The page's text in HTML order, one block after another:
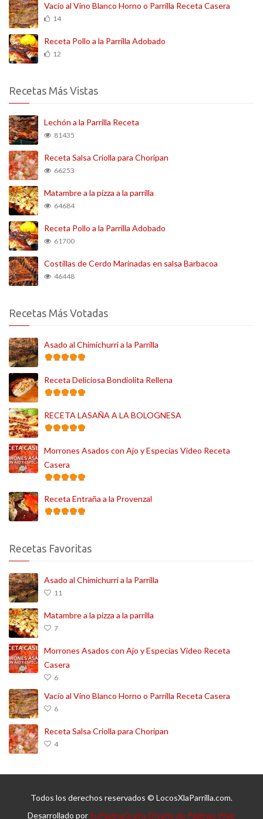
Vacío al Vino Blanco Horno o Parrilla Receta Casera
14
Receta Pollo a la Parrilla Adobado
12
Recetas Más Vistas
Lechón a la Parrilla Receta
81435
Receta Salsa Criolla para Choripan
66253
Matambre a la pizza a la parrilla
64684
Receta Pollo a la Parrilla Adobado
61700
Costillas de Cerdo Marinadas en salsa Barbacoa
46448
Recetas Más Votadas
Asado al Chimichurri a la Parrilla
Receta Deliciosa Bondiolita Rellena
RECETA LASAÑA A LA BOLOGNESA
Morrones Asados con Ajo y Especias Video Receta
Casera
Receta Entraña a la Provenzal
Recetas Favoritas
Asado al Chimichurri a la Parrilla
11
Matambre a la pizza a la parrilla
7
Morrones Asados con Ajo y Especias Video Receta
Casera
6
Vacío al Vino Blanco Horno o Parrilla Receta Casera
6
Receta Salsa Criolla para Choripan
4
Todos los derechos reservados © LocosXlaParrilla.com.
Desarrollado porSuPaginaGratis Diseño de Páginas Web